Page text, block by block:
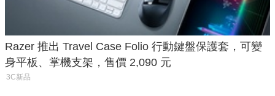
Razer 推出 Travel Case Folio 行動鍵盤保護套，可變
身平板、掌機支架，售價 2,090 元
3C新品